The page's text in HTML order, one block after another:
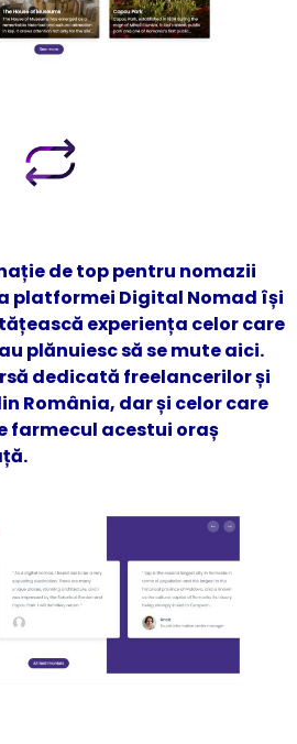
de top pentru nomazii
platformei Digital Nomad își
experiența celor care
plănuiesc să se mute aici.
dedicată freelancerilor și
România, dar și celor care
farmecul acestui oraș